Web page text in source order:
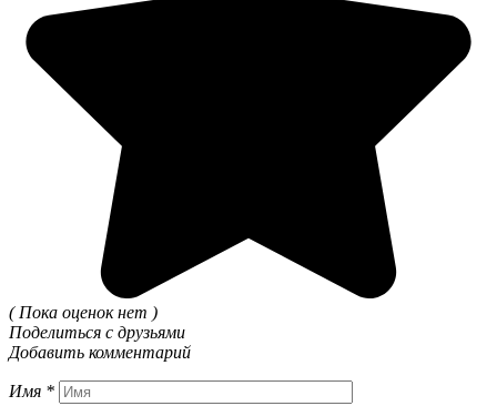
( Пока оценок нет )
Поделиться с друзьями
Добавить комментарий
Имя *